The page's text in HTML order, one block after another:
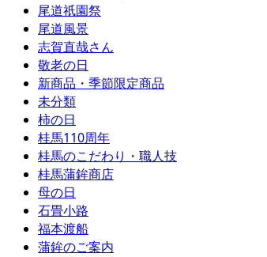
尾道祇園祭
尾道風景
志賀直哉さん
敬老の日
新商品・季節限定商品
未分類
柿の日
桂馬110周年
桂馬のこだわり・職人技
桂馬蒲鉾商店
母の日
石畳小路
福本渡船
蒲鉾のご案内